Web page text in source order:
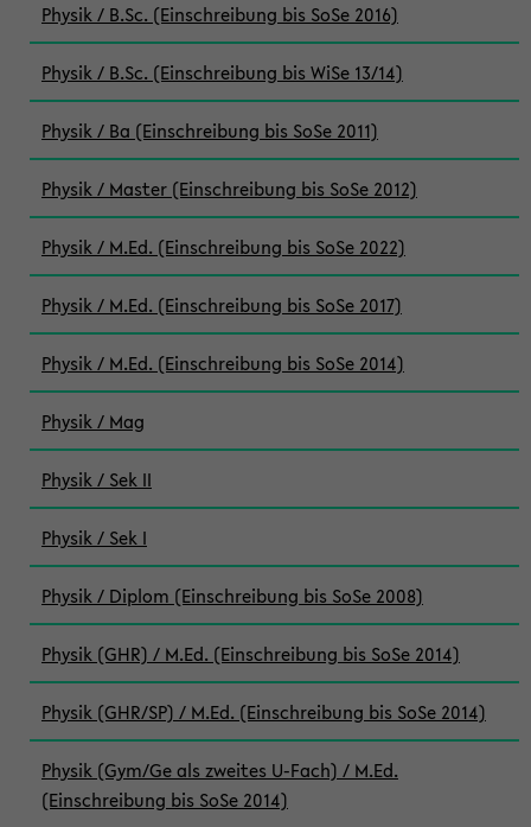
Physik / B.Sc. (Einschreibung bis SoSe 2016)
Physik / B.Sc. (Einschreibung bis WiSe 13/14)
Physik / Ba (Einschreibung bis SoSe 2011)
Physik / Master (Einschreibung bis SoSe 2012)
Physik / M.Ed. (Einschreibung bis SoSe 2022)
Physik / M.Ed. (Einschreibung bis SoSe 2017)
Physik / M.Ed. (Einschreibung bis SoSe 2014)
Physik / Mag
Physik / Sek II
Physik / Sek I
Physik / Diplom (Einschreibung bis SoSe 2008)
Physik (GHR) / M.Ed. (Einschreibung bis SoSe 2014)
Physik (GHR/SP) / M.Ed. (Einschreibung bis SoSe 2014)
Physik (Gym/Ge als zweites U-Fach) / M.Ed.
(Einschreibung bis SoSe 2014)